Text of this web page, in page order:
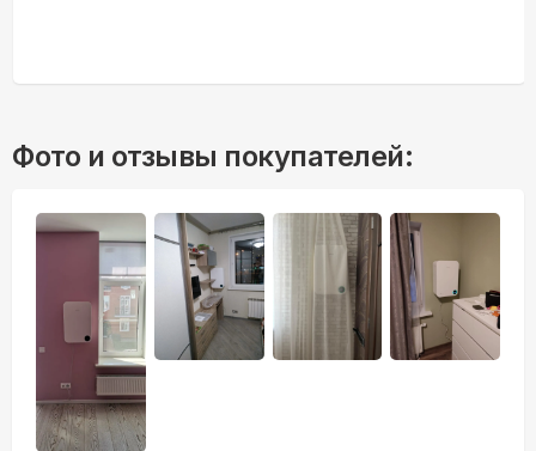
Фото и отзывы покупателей: